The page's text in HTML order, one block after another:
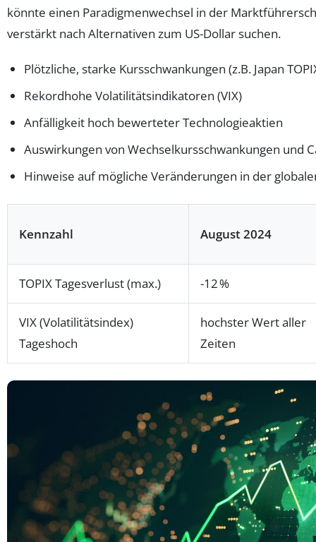
könnte einen Paradigmenwechsel in der
verstärkt nach Alternativen zum US-Dollar suchen.
Plötzliche, starke Kursschwankungen (z.B. Japan
Rekordhohe Volatilitätsindikatoren (VIX)
Anfälligkeit hoch bewerteter Technologieaktien
Auswirkungen von Wechselkursschwankungen und
Hinweise auf mögliche Veränderungen in der
Kennzahl August 2024
TOPIX Tagesverlust (max.) -12 %
VIX (Volatilitätsindex)
Tageshoch
hochster Wert aller
Zeiten